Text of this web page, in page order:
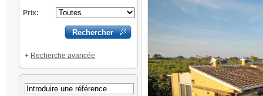
Prix:
+ Recherche avancée